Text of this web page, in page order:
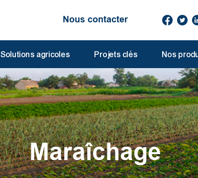
Nous contacter
Solutions agricoles Projets clés Nos
Maraîchage